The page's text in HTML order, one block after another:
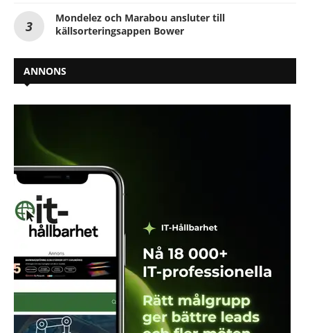
Mondelez och Marabou ansluter till
källsorteringsappen Bower
ANNONS